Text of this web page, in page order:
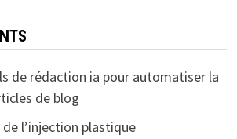
de rédaction ia pour automatiser la
de blog
l’injection plastique